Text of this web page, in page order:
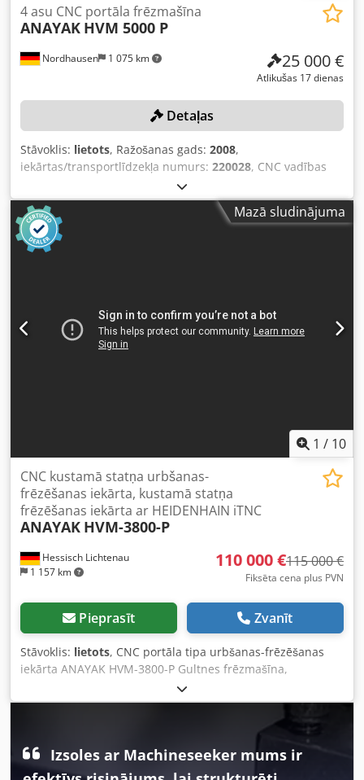
Nordhausen 1 075 km
4 asu CNC portāla frēzmašīna
ANAYAK HVM 5000 P
25 000 €
Atlikušas 17 dienas
Detaļas
Stāvoklis: lietots, Ražošanas gads: 2008,
iekārtas/transportlīdzekļa numurs: 220028, CNC vadības
ierīce: HEIDENHAIN iTNC 530, X ass kustības diapazons
4300 mm, Y ass kustības diapazons 1500 mm, Z ass
kustības diapazons 1300 mm, darba virsmas izmēri 4970
mm x 1200 mm, maksimālā darba virsmas slodze 15 000
kg/m, instrumentu turētāja standarts ISO 50,
mm/min., ātrā pārvietošanās ātrums 20 000 mm/min.,
aprīkota ar dzesēšanas sistēmu, kopējais vārpstas
darbības laiks 25 496 stundas. Dedpfjzn A U Rex Apaeck
Mazā sludinājuma
1 / 10
Hessisch Lichtenau
1 157 km
CNC kustamā statņa urbšanas-
frēzēšanas iekārta, kustamā statņa
frēzēšanas iekārta ar HEIDENHAIN iTNC
ANAYAK HVM-3800-P
110 000 €115 000 €
Fiksēta cena plus PVN
Pieprasīt Zvanīt
Stāvoklis: lietots, CNC portāla tipa urbšanas-frēzēšanas
iekārta ANAYAK HVM-3800-P Gultnes frēzmašīna,
konstrukcija līdzīga plākšņu urbjmašīnai ar fiksētu galdu
Mašīnas Nr.: M-20021203 Izgatavošanas gads: 2002
"Atjaunota 2025" Iekārta tiks darbnīcā renovēta 2025. gadā
un pēc tam būs apskatāma noliktavā: 37235 Hessisch
Lichtenau. Pārvietošanas ceļi: X: 3200 mm, Y: 1200 mm, Z:
1500 mm Galda izmērs: 3800 x 1200 mm T-rievas: 8 gab.,
Izsoles ar Machineseeker mums ir